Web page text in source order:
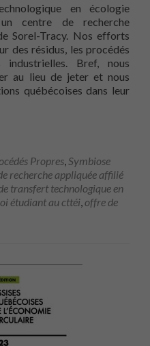
en écologie
centre de recherche
Sorel-Tracy. Nos efforts
des résidus, les procédés
Bref, nous
au lieu de jeter et nous
québécoises dans leurEn
Propres,Symbiose
recherche appliquée affilié
transfert technologique en
étudiant au cttéi,offre de